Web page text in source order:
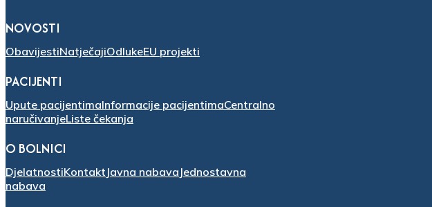
NOVOSTI
ObavijestiNatječajiOdlukeEU projekti
PACIJENTI
Upute pacijentimaInformacije pacijentimaCentralno
naručivanjeListe čekanja
O BOLNICI
DjelatnostiKontakt Javna nabava Jednostavna
nabava